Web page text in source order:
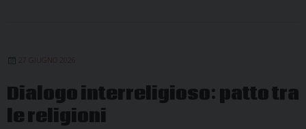
27 GIUGNO 2026
Dialogo interreligioso: patto tra
le religioni